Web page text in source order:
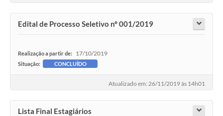
Edital de Processo Seletivo nº 001/2019
Realização a partir de: 17/10/2019
Situação: CONCLUÍDO
Atualizado em: 26/11/2019 às 14h01
Lista Final Estagiários